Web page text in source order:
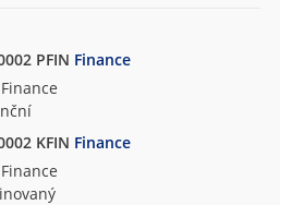
PFIN Finance
KFIN Finance